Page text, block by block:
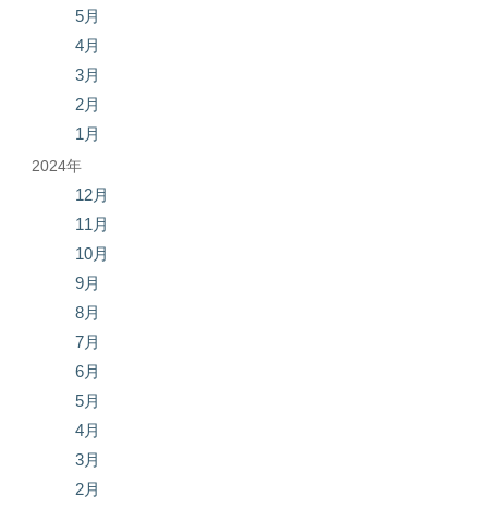
5月
4月
3月
2月
1月
2024年
12月
11月
10月
9月
8月
7月
6月
5月
4月
3月
2月